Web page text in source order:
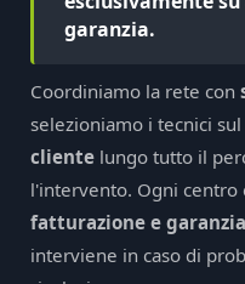
garanzia.
Coordiniamo la rete con
selezioniamo i tecnici
cliente lungo tutto il
l'intervento. Ogni
fatturazione e garanzia
interviene in caso di